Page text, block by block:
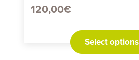
120,00€
Select options